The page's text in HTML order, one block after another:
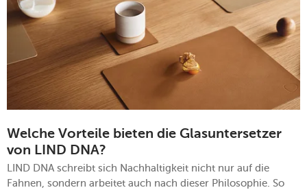
Welche Vorteile bieten die Glasuntersetzer
von LIND DNA?
LIND DNA schreibt sich Nachhaltigkeit nicht nur auf die
Fahnen, sondern arbeitet auch nach dieser Philosophie. So